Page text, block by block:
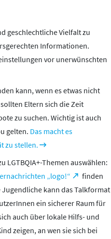
geschlechtliche Vielfalt zu
Informationen.
vor unerwünschten
kann, wenn es etwas nicht
Eltern sich die Zeit
zu suchen. Wichtig ist auch
gelten. Das macht es
zu stellen.
Themen auswählen:
„logo!“
finden
kann das Talkformat
ein sicherer Raum für
auch über lokale Hilfs- und
zeigen, an wen sie sich bei